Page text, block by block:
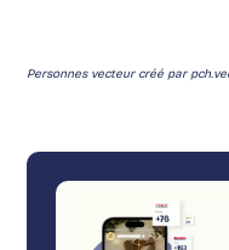
Personnes vecteur créé par